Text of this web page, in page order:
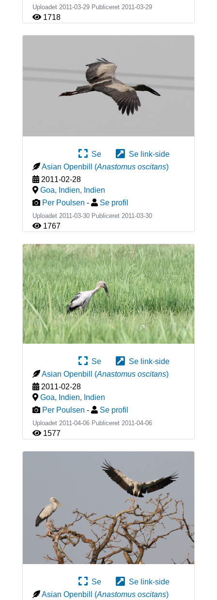
Uploadet 2011-03-29 Publiceret 2011-03-29
1718
Se
Se link-side
Asian Openbill
(Anastomus oscitans)
2011-02-28
Goa, Indien, Indien
Per Poulsen - Se profil
Uploadet 2011-03-30 Publiceret 2011-03-30
1767
Se
Se link-side
Asian Openbill
(Anastomus oscitans)
2011-02-28
Goa, Indien, Indien
Per Poulsen - Se profil
Uploadet 2011-04-06 Publiceret 2011-04-06
1577
Se
Se link-side
Asian Openbill
(Anastomus oscitans)